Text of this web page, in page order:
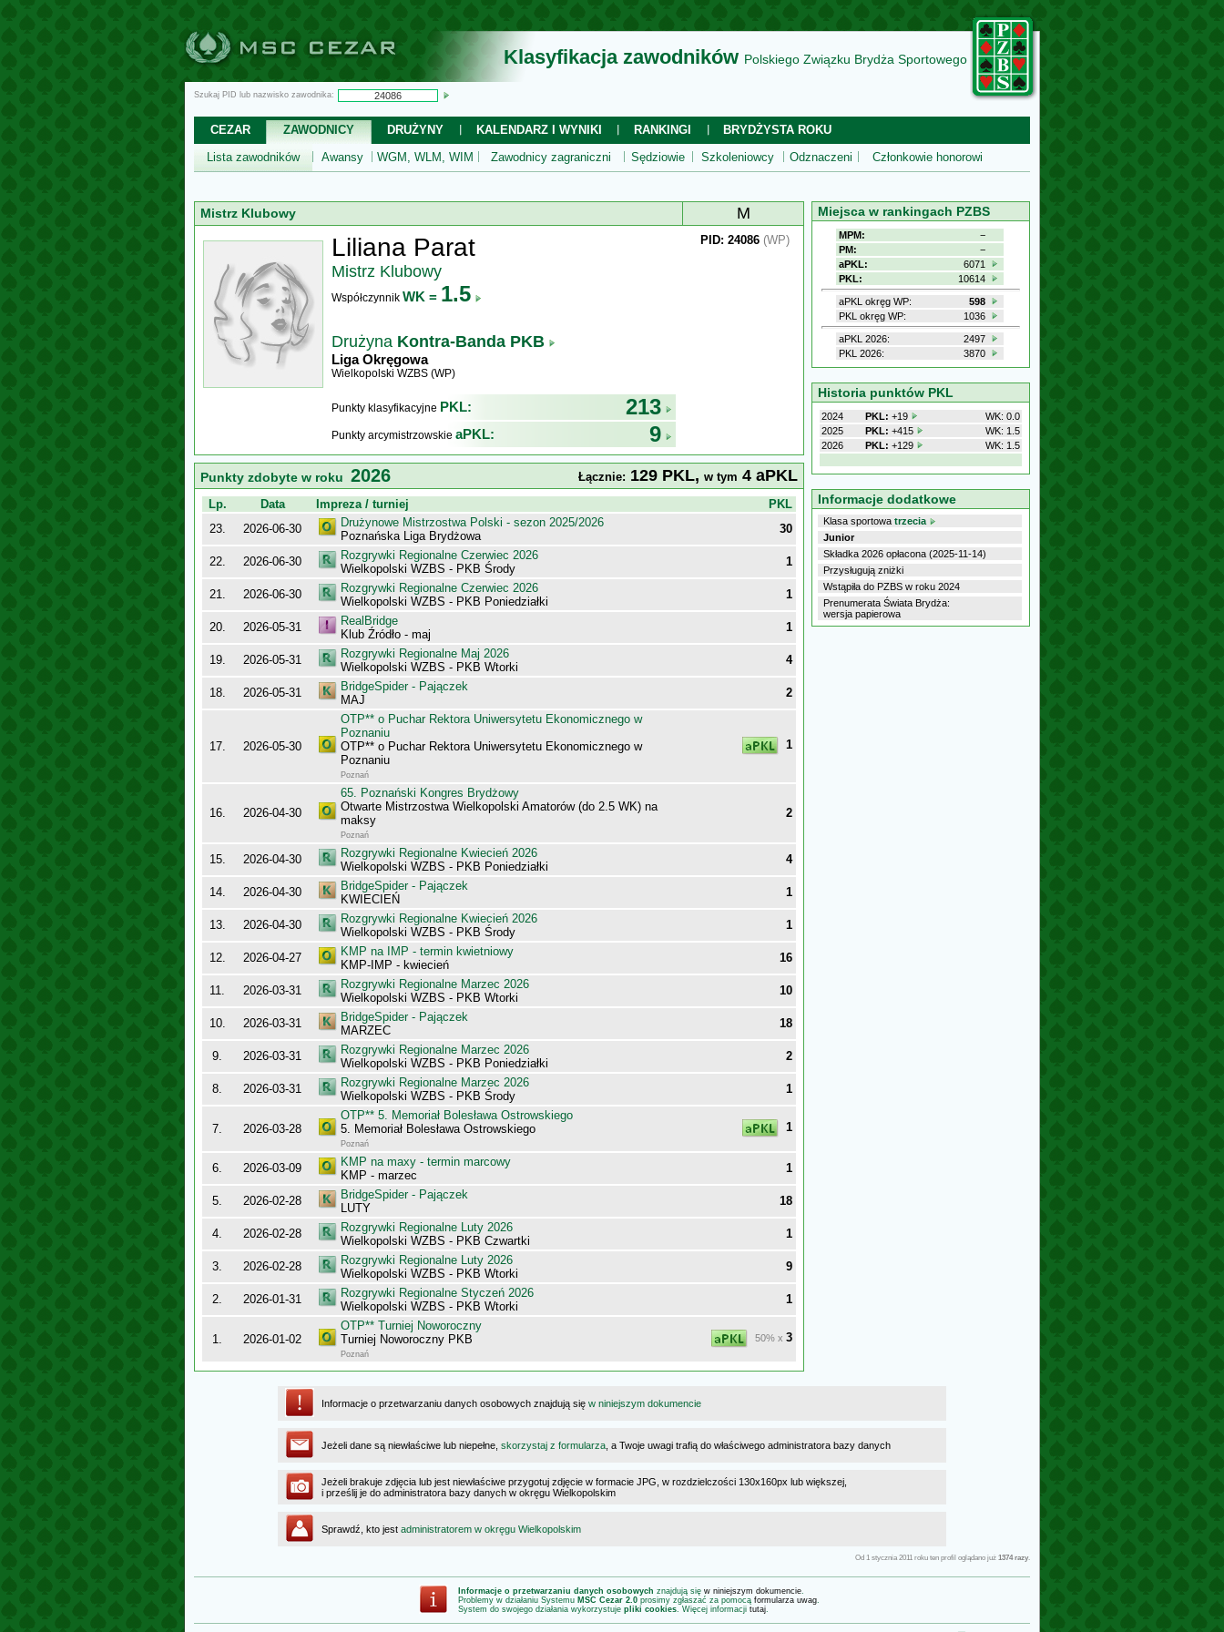
Klasyfikacja zawodników Polskiego Związku Brydża Sportowego
Szukaj PID lub nazwisko zawodnika:
CEZAR ZAWODNICY DRUŻYNY KALENDARZ I WYNIKI RANKINGI
BRYDŻYSTA ROKU
Lista zawodników
Awansy WGM, WLM, WIM Zawodnicy zagraniczni Sędziowie Szkoleniowcy Odznaczeni Członkowie honorowi
Mistrz Klubowy M
Liliana Parat
Mistrz Klubowy
Współczynnik WK = 1.5
Drużyna Kontra-Banda PKB
Liga Okręgowa
Wielkopolski WZBS (WP)
Punkty klasyfikacyjne PKL: 213
Punkty arcymistrzowskie aPKL: 9
PID: 24086 (WP)
Punkty zdobyte w roku 2026 Łącznie: 129 PKL, w tym 4 aPKL
Lp. Data Impreza / turniej
PKL
23.
2026-06-30
Drużynowe Mistrzostwa Polski - sezon 2025/2026
Poznańska Liga Brydżowa
30
22. 2026-06-30
Rozgrywki Regionalne Czerwiec 2026
Wielkopolski WZBS - PKB Środy
1
21. 2026-06-30
Rozgrywki Regionalne Czerwiec 2026
Wielkopolski WZBS - PKB Poniedziałki
1
20. 2026-05-31
RealBridge
Klub Źródło - maj
1
19. 2026-05-31
Rozgrywki Regionalne Maj 2026
Wielkopolski WZBS - PKB Wtorki
4
18. 2026-05-31
BridgeSpider - Pajączek
MAJ
2
17. 2026-05-30
OTP** o Puchar Rektora Uniwersytetu Ekonomicznego w
Poznaniu
OTP** o Puchar Rektora Uniwersytetu Ekonomicznego w
Poznaniu
Poznań
1
16. 2026-04-30
65. Poznański Kongres Brydżowy
Otwarte Mistrzostwa Wielkopolski Amatorów (do 2.5 WK) na
maksy
Poznań
2
15. 2026-04-30
Rozgrywki Regionalne Kwiecień 2026
Wielkopolski WZBS - PKB Poniedziałki
4
14. 2026-04-30
BridgeSpider - Pajączek
KWIECIEŃ
1
13. 2026-04-30
Rozgrywki Regionalne Kwiecień 2026
Wielkopolski WZBS - PKB Środy
1
12. 2026-04-27
KMP na IMP - termin kwietniowy
KMP-IMP - kwiecień
16
11. 2026-03-31
Rozgrywki Regionalne Marzec 2026
Wielkopolski WZBS - PKB Wtorki
10
10. 2026-03-31
BridgeSpider - Pajączek
MARZEC
18
9. 2026-03-31
Rozgrywki Regionalne Marzec 2026
Wielkopolski WZBS - PKB Poniedziałki
2
8. 2026-03-31
Rozgrywki Regionalne Marzec 2026
Wielkopolski WZBS - PKB Środy
1
7. 2026-03-28
OTP** 5. Memoriał Bolesława Ostrowskiego
5. Memoriał Bolesława Ostrowskiego
Poznań
1
6. 2026-03-09
KMP na maxy - termin marcowy
KMP - marzec
1
5. 2026-02-28
BridgeSpider - Pajączek
LUTY
18
4. 2026-02-28
Rozgrywki Regionalne Luty 2026
Wielkopolski WZBS - PKB Czwartki
1
3. 2026-02-28
Rozgrywki Regionalne Luty 2026
Wielkopolski WZBS - PKB Wtorki
9
2. 2026-01-31
Rozgrywki Regionalne Styczeń 2026
Wielkopolski WZBS - PKB Wtorki
1
1. 2026-01-02
OTP** Turniej Noworoczny
Turniej Noworoczny PKB
Poznań
50% x 3
Miejsca w rankingach PZBS
MPM:
−
PM:
−
aPKL:
6071
PKL:
10614
aPKL okręg WP:
598
PKL okręg WP:
1036
aPKL 2026:
2497
PKL 2026:
3870
Historia punktów PKL
2024 PKL: +19
WK: 0.0
2025
PKL: +415
WK: 1.5
2026
PKL: +129 WK: 1.5
Informacje dodatkowe
Klasa sportowa trzecia
Junior
Składka 2026 opłacona (2025-11-14)
Przysługują zniżki
Wstąpiła do PZBS w roku 2024
Prenumerata Świata Brydża:
wersja papierowa
Informacje o przetwarzaniu danych osobowych znajdują się w niniejszym dokumencie
Jeżeli dane są niewłaściwe lub niepełne, skorzystaj z formularza , a Twoje uwagi trafią do właściwego administratora bazy danych
Jeżeli brakuje zdjęcia lub jest niewłaściwe przygotuj zdjęcie w formacie JPG, w rozdzielczości 130x160px lub większej,
i prześlij je do administratora bazy danych w okręgu Wielkopolskim
Sprawdź, kto jest administratorem w okręgu Wielkopolskim
Od 1 stycznia 2011 roku ten profil oglądano już 1374 razy.
Informacje o przetwarzaniu danych osobowych znajdują się w niniejszym dokumencie.
Problemy w działaniu Systemu MSC Cezar 2.0 prosimy zgłaszać za pomocą formularza uwag.
System do swojego działania wykorzystuje pliki cookies. Więcej informacji tutaj.